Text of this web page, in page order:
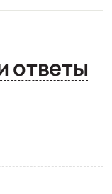
Вопросы и ответы